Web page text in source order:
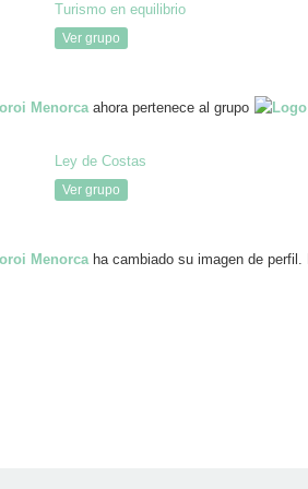
Turismo en equilibrio
Ver grupo
Menorcaahora pertenece al grupo
Ley de Costas
Ver grupo
Menorcaha cambiado su imagen de perfil.